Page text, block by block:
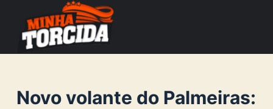
Novo volante do Palmeiras: